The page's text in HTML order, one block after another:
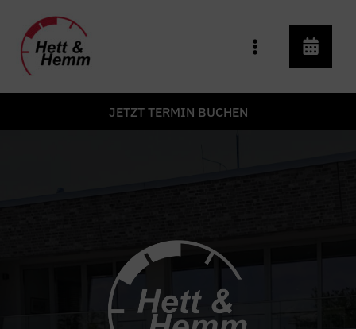
Inhalt
springen
JETZT TERMIN BUCHEN